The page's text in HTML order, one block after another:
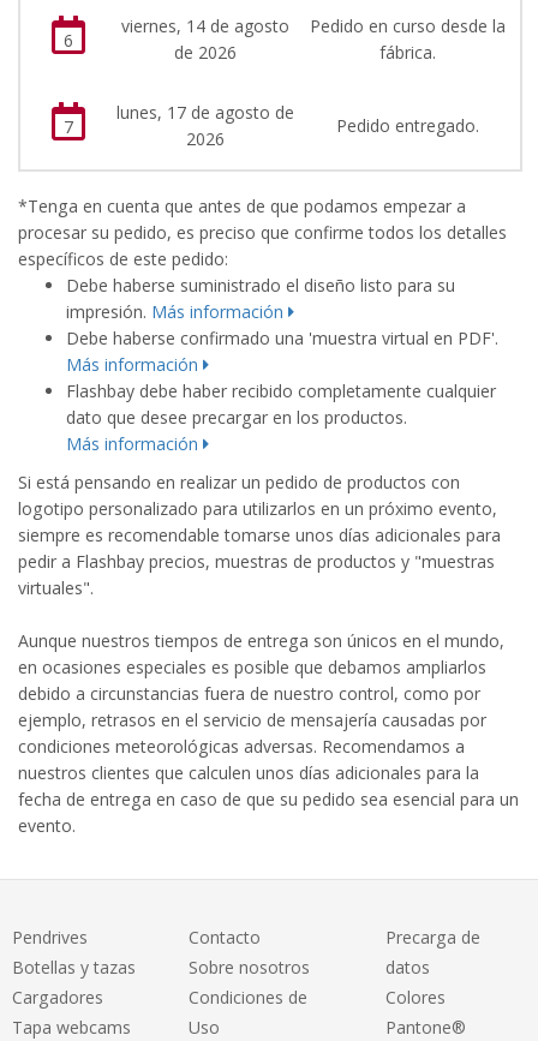
6
viernes, 14 de agosto
de 2026
Pedido en curso desde la
fábrica.
7
lunes, 17 de agosto de
2026
Pedido entregado.
*Tenga en cuenta que antes de que podamos empezar a
procesar su pedido, es preciso que confirme todos los detalles
específicos de este pedido:
Debe haberse suministrado el diseño listo para su
impresión. Más información
Debe haberse confirmado una 'muestra virtual en PDF'.
Más información
Flashbay debe haber recibido completamente cualquier
dato que desee precargar en los productos.
Más información
Si está pensando en realizar un pedido de productos con
logotipo personalizado para utilizarlos en un próximo evento,
siempre es recomendable tomarse unos días adicionales para
pedir a Flashbay precios, muestras de productos y "muestras
virtuales".
Aunque nuestros tiempos de entrega son únicos en el mundo,
en ocasiones especiales es posible que debamos ampliarlos
debido a circunstancias fuera de nuestro control, como por
ejemplo, retrasos en el servicio de mensajería causadas por
condiciones meteorológicas adversas. Recomendamos a
nuestros clientes que calculen unos días adicionales para la
fecha de entrega en caso de que su pedido sea esencial para un
evento.
Pendrives
Botellas y tazas
Cargadores
Tapa webcams
Contacto
Sobre nosotros
Condiciones de
Uso
Precarga de
datos
Colores
Pantone®